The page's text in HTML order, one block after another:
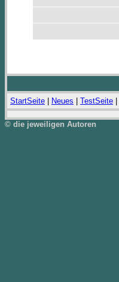
StartSeite Neues TestSeite
© die jeweiligen Autoren